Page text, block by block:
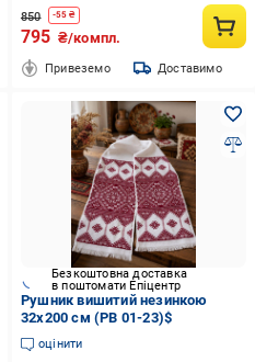
850 -55 ₴
795 ₴/компл.
Привеземо Доставимо
Безкоштовна доставка
в поштомати Епіцентр
Рушник вишитий незинкою
32х200 см (РВ 01-23)$
оцінити